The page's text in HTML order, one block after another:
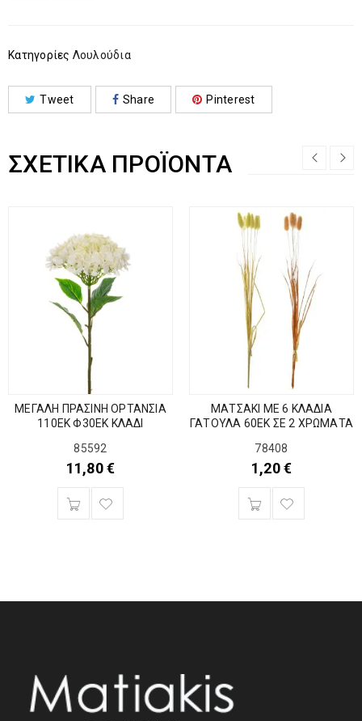
Κατηγορίες Λουλούδια
Tweet Share Pinterest
ΣΧΕΤΙΚΆ ΠΡΟΪΌΝΤΑ
ΜΕΓΑΛΗ ΠΡΑΣΙΝΗ ΟΡΤΑΝΣΙΑ
110ΕΚ Φ30ΕΚ ΚΛΑΔΙ
85592
11,80€
ΜΑΤΣΑΚΙ ΜΕ 6 ΚΛΑΔΙΑ
ΓΑΤΟΥΛΑ 60EK ΣΕ 2 ΧΡΩΜΑΤΑ
78408
1,20€